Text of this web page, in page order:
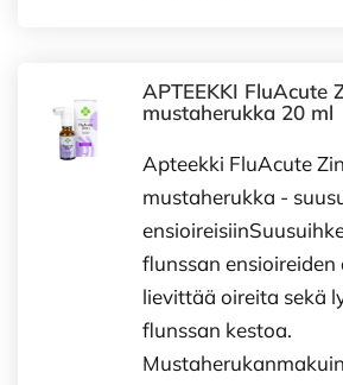
APTEEKKI FluAcute
mustaherukka 20 ml
Apteekki FluAcute
mustaherukka -
flunssan ensioireiden
lievittää oireita sekä
flunssan kestoa.